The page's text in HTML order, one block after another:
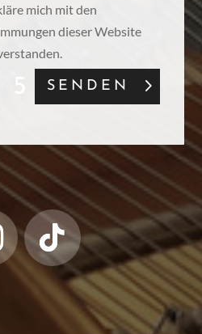
mich mit den
dieser Website
SENDEN